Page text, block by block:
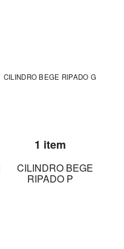
CILINDRO BEGE RIPADO G
1 item